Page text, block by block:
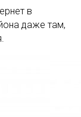
в
даже там,